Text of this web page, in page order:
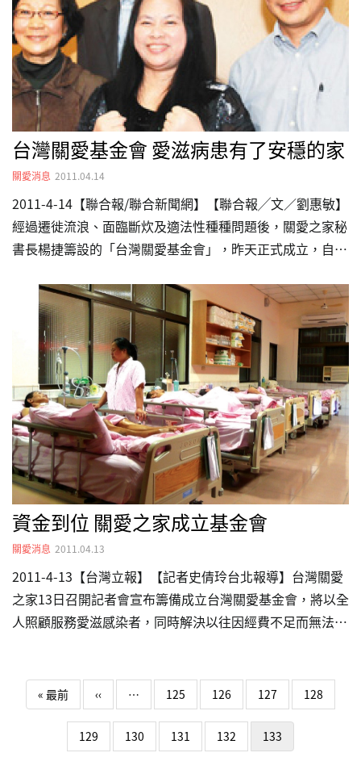
多愛滋寶寶及老年愛滋感染者，關愛之家就是唯一的家。
關愛之家秘書長楊捷說，機構目前在台灣北、中、南六處，
照顧超過百位愛滋病患與受愛滋影響孩童。 根據內政部法
規，…
台灣關愛基金會 愛滋病患有了安穩的家
關愛消息 2011.04.14
2011-4-14【聯合報/聯合新聞網】【聯合報╱文／劉惠敏】
經過遷徙流浪、面臨斷炊及適法性種種問題後，關愛之家秘
書長楊捷籌設的「台灣關愛基金會」，昨天正式成立，自此
與受愛滋影響的孩童，有了安穩的家。 照顧愛滋病患逾四
分之一世紀的楊捷(前中)與資深顧問汪其楣(前左)、安信國
際總經理林志誠(前右)、三犬基金會執行長汪其桐(後)，昨
天出席基金會成立記者會。 募款兩年多，除了企業捐款、
明星二手物品義賣，不乏有人捐出一日捐、祝壽禮金、喪葬
奠儀等。對於大家的愛心，楊捷表示未來將更努力，為愛滋
感染者提供更長期且完善的照顧。 圖／黃義書
資金到位 關愛之家成立基金會
關愛消息 2011.04.13
2011-4-13【台灣立報】【記者史倩玲台北報導】台灣關愛
之家13日召開記者會宣布籌備成立台灣關愛基金會，將以全
人照顧服務愛滋感染者，同時解決以往因經費不足而無法成
多位成人愛滋病患，一年所需經費至少3千6百萬元。不過，
以往關愛之家因為無法籌得成立門檻3千萬元的基金，因此
無法成立安養機構，也無法向政府申請補助，造成關愛之家
服務上的困難。 根據內政部的法規，關愛之家必須成立基
Pagination
« 最前First page
‹‹Previous page
… 125 126 127 128
129 130 131 132 133